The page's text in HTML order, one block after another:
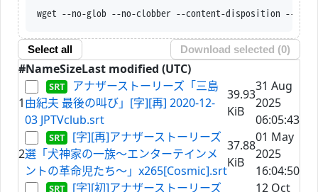
wget --no-glob --no-clobber --content-disposition --trust-server-names --iri
Select all Download selected (0)
#NameSizeLast modified (UTC)
1
アナザーストーリーズ「三島
由紀夫 最後の叫び」[字][再] 2020-12-
03 JPTVclub.srt
39.93
KiB
31 Aug
2025
06:05:43
2
[字][再]アナザーストーリーズ
選「犬神家の一族～エンターテインメ
ントの革命児たち～」x265[Cosmic].srt
37.88
KiB
01 May
2025
16:04:50
[字][初]アナザーストーリーズ
12 Oct